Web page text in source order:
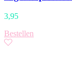
3,95
Bestellen